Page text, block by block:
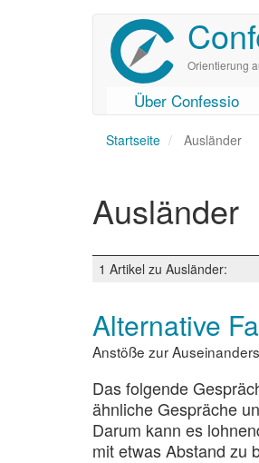
Orientierung
User
account
Main
navigation
Über Confessio
Startseite Ausländer
Ausländer
1 Artikel zu Ausländer:
Alternative
Anstöße zur
Das folgende
ähnliche Gespräche
Darum kann es
mit etwas Abstand zu